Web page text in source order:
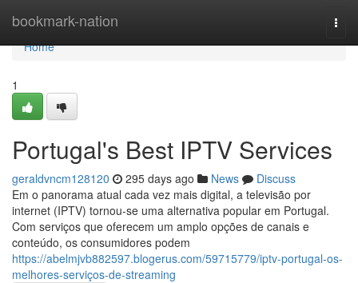
bookmark-nation
Home
Home
1
Portugal's Best IPTV Services
geraldvncm128120 295 days ago News
Discuss
Em o panorama atual cada vez mais digital, a televisão por
internet (IPTV) tornou-se uma alternativa popular em Portugal.
Com serviços que oferecem um amplo opções de canais e
conteúdo, os consumidores podem
https://abelmjvb882597.blogerus.com/59715779/iptv-portugal-os-
melhores-serviços-de-streaming